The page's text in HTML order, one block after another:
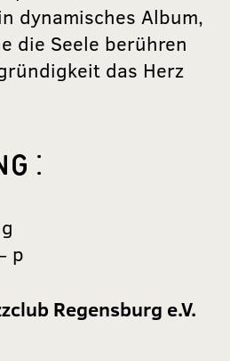
dynamisches Album,
die Seele berühren
das Herz
p
Regensburg e.V.